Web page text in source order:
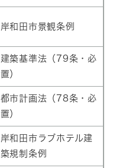
岸和田市景観条例
建築基準法（79条・必
置）
都市計画法（78条・必
置）
岸和田市ラブホテル建
築規制条例